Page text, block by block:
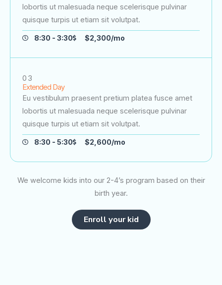
lobortis ut malesuada neque scelerisque pulvinar
quisque turpis ut etiam sit volutpat.
8:30 - 3:30 $2,300/mo
03
Extended Day
Eu vestibulum praesent pretium platea fusce amet
lobortis ut malesuada neque scelerisque pulvinar
quisque turpis ut etiam sit volutpat.
8:30 - 5:30 $2,600/mo
We welcome kids into our 2-4’s program based on their
birth year.
Enroll your kid